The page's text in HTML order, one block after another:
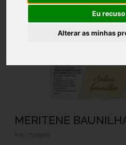
Eu recuso
Alterar as minhas
MERITENE
Ref.: 7325969